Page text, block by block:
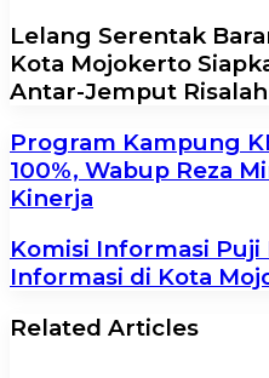
Lelang Serentak
Kota Mojokerto
Antar-Jemput
Program Kampung
100%, Wabup Reza
Kinerja
Komisi Informasi
Informasi di Kota
Related Articles